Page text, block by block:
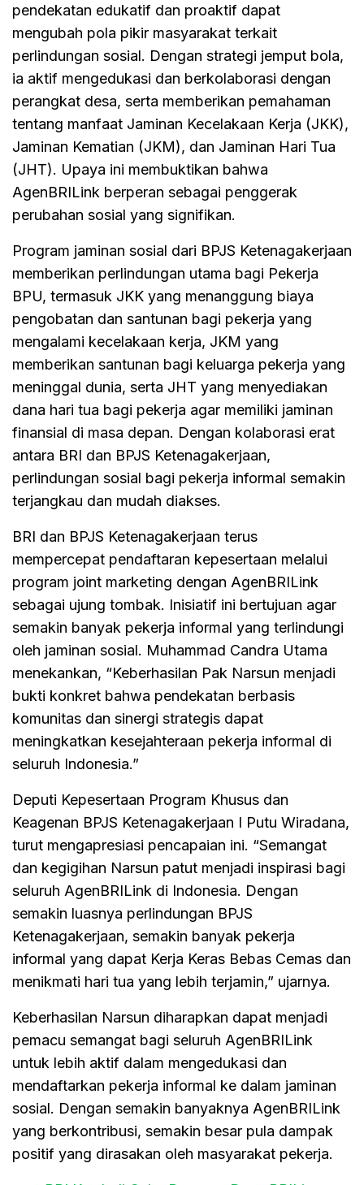
pendekatan edukatif dan proaktif dapat
mengubah pola pikir masyarakat terkait
perlindungan sosial. Dengan strategi jemput bola,
ia aktif mengedukasi dan berkolaborasi dengan
perangkat desa, serta memberikan pemahaman
tentang manfaat Jaminan Kecelakaan Kerja (JKK),
Jaminan Kematian (JKM), dan Jaminan Hari Tua
(JHT). Upaya ini membuktikan bahwa
AgenBRILink berperan sebagai penggerak
perubahan sosial yang signifikan.
Program jaminan sosial dari BPJS Ketenagakerjaan
memberikan perlindungan utama bagi Pekerja
BPU, termasuk JKK yang menanggung biaya
pengobatan dan santunan bagi pekerja yang
mengalami kecelakaan kerja, JKM yang
memberikan santunan bagi keluarga pekerja yang
meninggal dunia, serta JHT yang menyediakan
dana hari tua bagi pekerja agar memiliki jaminan
finansial di masa depan. Dengan kolaborasi erat
antara BRI dan BPJS Ketenagakerjaan,
perlindungan sosial bagi pekerja informal semakin
terjangkau dan mudah diakses.
BRI dan BPJS Ketenagakerjaan terus
mempercepat pendaftaran kepesertaan melalui
program joint marketing dengan AgenBRILink
sebagai ujung tombak. Inisiatif ini bertujuan agar
semakin banyak pekerja informal yang terlindungi
oleh jaminan sosial. Muhammad Candra Utama
menekankan, “Keberhasilan Pak Narsun menjadi
bukti konkret bahwa pendekatan berbasis
komunitas dan sinergi strategis dapat
meningkatkan kesejahteraan pekerja informal di
seluruh Indonesia.”
Deputi Kepesertaan Program Khusus dan
Keagenan BPJS Ketenagakerjaan I Putu Wiradana,
turut mengapresiasi pencapaian ini. “Semangat
dan kegigihan Narsun patut menjadi inspirasi bagi
seluruh AgenBRILink di Indonesia. Dengan
semakin luasnya perlindungan BPJS
Ketenagakerjaan, semakin banyak pekerja
informal yang dapat Kerja Keras Bebas Cemas dan
menikmati hari tua yang lebih terjamin,” ujarnya.
Keberhasilan Narsun diharapkan dapat menjadi
pemacu semangat bagi seluruh AgenBRILink
untuk lebih aktif dalam mengedukasi dan
mendaftarkan pekerja informal ke dalam jaminan
sosial. Dengan semakin banyaknya AgenBRILink
yang berkontribusi, semakin besar pula dampak
positif yang dirasakan oleh masyarakat pekerja.